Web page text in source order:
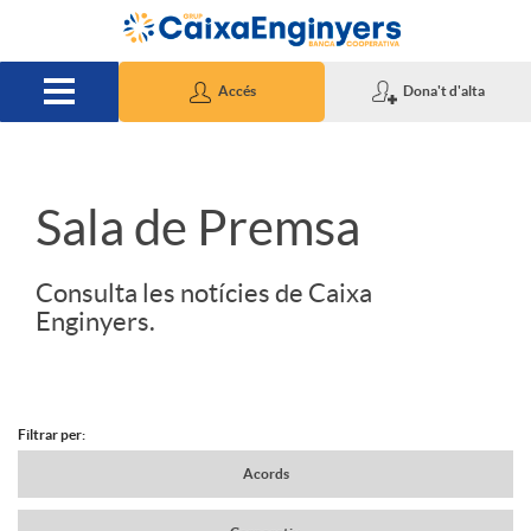
Salta al contingut principal
Accés Dona't d'alta
S
d
Sala de Premsa
Consulta les notícies de Caixa
Enginyers.
N
Filtrar per:
Acords